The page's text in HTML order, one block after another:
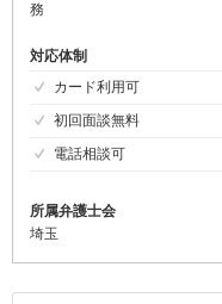
務
対応体制
カード利用可
初回面談無料
電話相談可
所属弁護士会
埼玉